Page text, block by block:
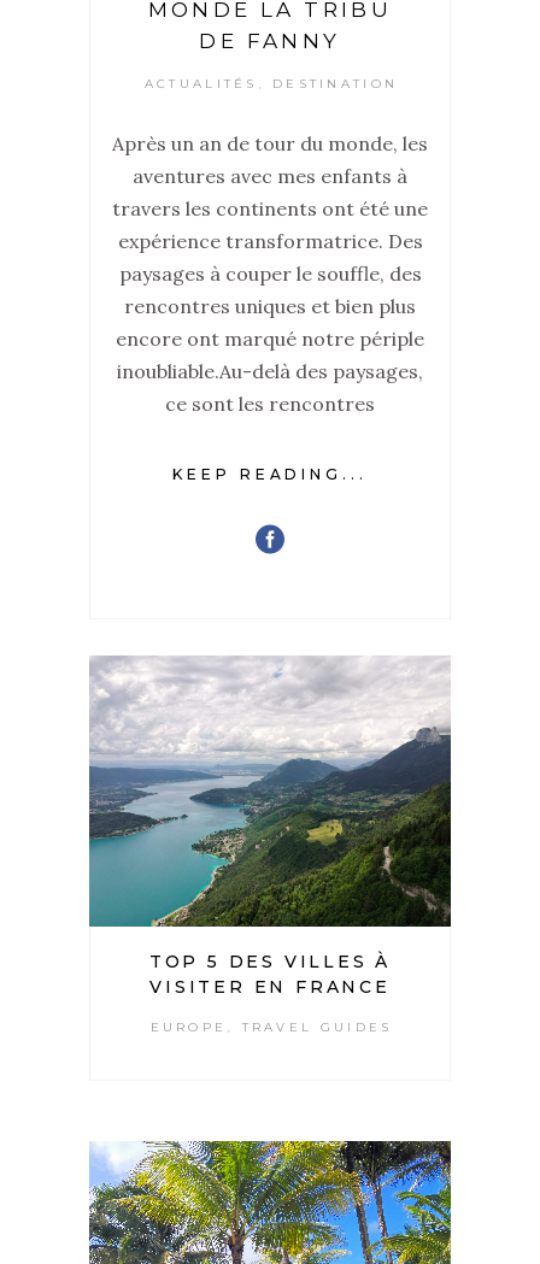
MONDE LA TRIBU
DE FANNY
ACTUALITÉS DESTINATION
Après un an de tour du monde, les
aventures avec mes enfants à
travers les continents ont été une
expérience transformatrice. Des
paysages à couper le souffle, des
rencontres uniques et bien plus
encore ont marqué notre périple
inoubliable.Au-delà des paysages,
ce sont les rencontres
KEEP READING...
TOP 5 DES VILLES À
VISITER EN FRANCE
EUROPE , TRAVEL GUIDES